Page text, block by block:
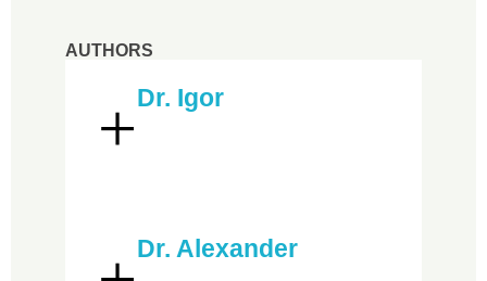
AUTHORS
Dr. Igor
Dr. Alexander